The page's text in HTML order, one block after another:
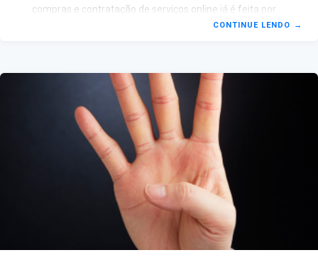
compras e contratação de serviços online já é feita por
meio de marketplaces. A 42ª edição do Webshoppers, o
parceria com a Elo, mostra que o e-commerce brasileiro
ainda é bastante dependente dos marketplaces. De
acordo com a pesquisa, os varejistas destas
plataformas têm participação de 78% no faturamento
total do mercado. O
CONTINUE LENDO →